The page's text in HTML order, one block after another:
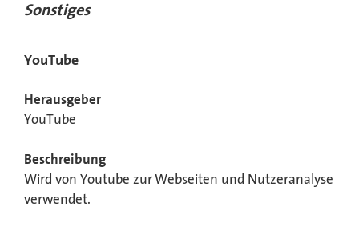
Sonstiges
YouTube
Herausgeber
YouTube
Beschreibung
Wird von Youtube zur Webseiten und Nutzeranalyse
verwendet.